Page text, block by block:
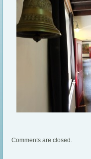
Comments are closed.